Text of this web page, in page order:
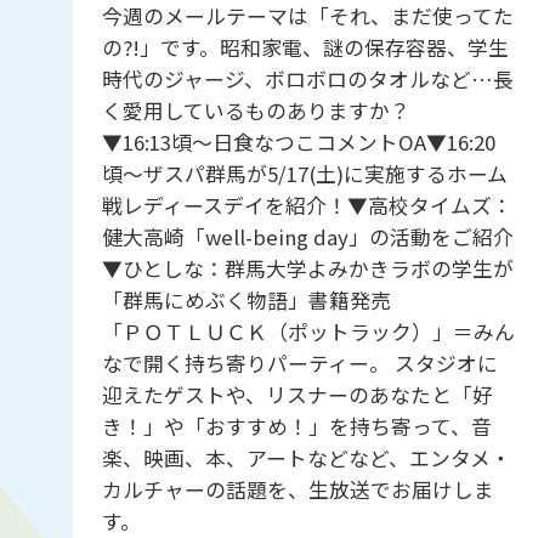
今週のメールテーマは「それ、まだ使ってた
の?!」です。昭和家電、謎の保存容器、学生
時代のジャージ、ボロボロのタオルなど…長
く愛用しているものありますか？
▼16:13頃～日食なつこコメントOA▼16:20
頃～ザスパ群馬が5/17(土)に実施するホーム
戦レディースデイを紹介！▼高校タイムズ：
健大高崎「well-being day」の活動をご紹介
▼ひとしな：群馬大学よみかきラボの学生が
「群馬にめぶく物語」書籍発売
「ＰＯＴＬＵＣＫ（ポットラック）」＝みん
なで開く持ち寄りパーティー。 スタジオに
迎えたゲストや、リスナーのあなたと「好
き！」や「おすすめ！」を持ち寄って、音
楽、映画、本、アートなどなど、エンタメ・
カルチャーの話題を、生放送でお届けしま
す。